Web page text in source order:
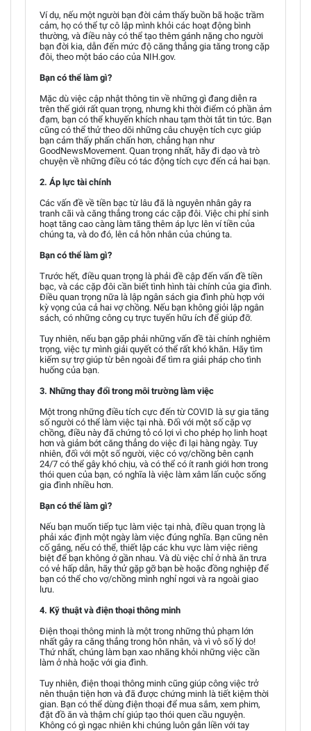
Ví dụ, nếu một người bạn đời cảm thấy buồn bã hoặc trầm
cảm, họ có thể tự cô lập mình khỏi các hoạt động bình
thường, và điều này có thể tạo thêm gánh nặng cho người
bạn đời kia, dẫn đến mức độ căng thẳng gia tăng trong cặp
đôi, theo một báo cáo của NIH.gov.
Bạn có thể làm gì?
Mặc dù việc cập nhật thông tin về những gì đang diễn ra
trên thế giới rất quan trọng, nhưng khi thời điểm có phần ảm
đạm, bạn có thể khuyến khích nhau tạm thời tắt tin tức. Bạn
cũng có thể thử theo dõi những câu chuyện tích cực giúp
bạn cảm thấy phấn chấn hơn, chẳng hạn như
GoodNewsMovement. Quan trọng nhất, hãy đi dạo và trò
chuyện về những điều có tác động tích cực đến cả hai bạn.
2. Áp lực tài chính
Các vấn đề về tiền bạc từ lâu đã là nguyên nhân gây ra
tranh cãi và căng thẳng trong các cặp đôi. Việc chi phí sinh
hoạt tăng cao càng làm tăng thêm áp lực lên ví tiền của
chúng ta, và do đó, lên cả hôn nhân của chúng ta.
Bạn có thể làm gì?
Trước hết, điều quan trọng là phải đề cập đến vấn đề tiền
bạc, và các cặp đôi cần biết tình hình tài chính của gia đình.
Điều quan trọng nữa là lập ngân sách gia đình phù hợp với
kỳ vọng của cả hai vợ chồng. Nếu bạn không giỏi lập ngân
sách, có những công cụ trực tuyến hữu ích để giúp đỡ.
Tuy nhiên, nếu bạn gặp phải những vấn đề tài chính nghiêm
trọng, việc tự mình giải quyết có thể rất khó khăn. Hãy tìm
kiếm sự trợ giúp từ bên ngoài để tìm ra giải pháp cho tình
huống của bạn.
3. Những thay đổi trong môi trường làm việc
Một trong những điều tích cực đến từ COVID là sự gia tăng
số người có thể làm việc tại nhà. Đối với một số cặp vợ
chồng, điều này đã chứng tỏ có lợi vì cho phép họ linh hoạt
hơn và giảm bớt căng thẳng do việc đi lại hàng ngày. Tuy
nhiên, đối với một số người, việc có vợ/chồng bên cạnh
24/7 có thể gây khó chịu, và có thể có ít ranh giới hơn trong
thói quen của bạn, có nghĩa là việc làm xâm lấn cuộc sống
gia đình nhiều hơn.
Bạn có thể làm gì?
Nếu bạn muốn tiếp tục làm việc tại nhà, điều quan trọng là
phải xác định một ngày làm việc đúng nghĩa. Bạn cũng nên
cố gắng, nếu có thể, thiết lập các khu vực làm việc riêng
biệt để bạn không ở gần nhau. Và dù việc chỉ ở nhà ăn trưa
có vẻ hấp dẫn, hãy thử gặp gỡ bạn bè hoặc đồng nghiệp để
bạn có thể cho vợ/chồng mình nghỉ ngơi và ra ngoài giao
lưu.
4. Kỹ thuật và điện thoại thông minh
Điện thoại thông minh là một trong những thủ phạm lớn
nhất gây ra căng thẳng trong hôn nhân, và vì vô số lý do!
Thứ nhất, chúng làm bạn xao nhãng khỏi những việc cần
làm ở nhà hoặc với gia đình.
Tuy nhiên, điện thoại thông minh cũng giúp công việc trở
nên thuận tiện hơn và đã được chứng minh là tiết kiệm thời
gian. Bạn có thể dùng điện thoại để mua sắm, xem phim,
đặt đồ ăn và thậm chí giúp tạo thói quen cầu nguyện.
Không có gì ngạc nhiên khi chúng luôn gắn liền với tay